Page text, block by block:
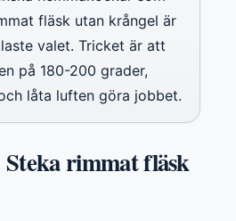
fläsk utan krångel är
valet. Tricket är att
på 180-200 grader,
låta luften göra jobbet.
Steka rimmat fläsk